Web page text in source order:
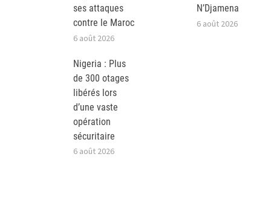
ses attaques
contre le Maroc
6 août 2026
N’Djamena
6 août 2026
Nigeria : Plus
de 300 otages
libérés lors
d’une vaste
opération
sécuritaire
6 août 2026